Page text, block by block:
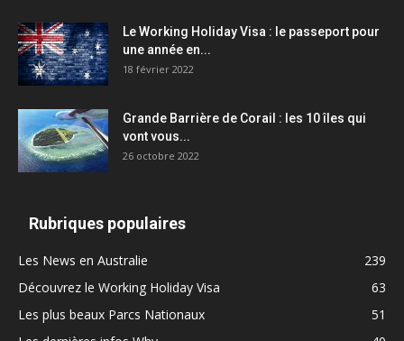
Le Working Holiday Visa : le passeport pour
une année en...
18 février 2022
Grande Barrière de Corail : les 10 îles qui
vont vous...
26 octobre 2022
Rubriques populaires
Les News en Australie
239
Découvrez le Working Holiday Visa
63
Les plus beaux Parcs Nationaux
51